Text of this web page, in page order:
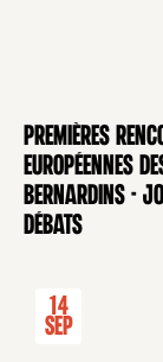
CONFÉRENCE
Premières
européennes
Bernardins -
débats
14
Sep